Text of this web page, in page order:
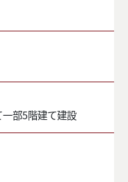
部5階建て建設